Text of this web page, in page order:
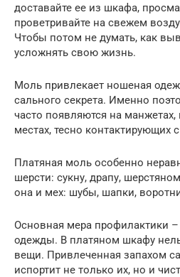
доставайте ее из шкафа,
проветривайте на свежем
Чтобы потом не думать, как
усложнять свою жизнь.
Моль привлекает ношеная
сального секрета. Именно
часто появляются на манжетах,
местах, тесно контактирующих
Платяная моль особенно
шерсти: сукну, драпу,
она и мех: шубы, шапки,
Основная мера профилактики –
одежды. В платяном шкафу
вещи. Привлеченная запахом
испортит не только их, но и